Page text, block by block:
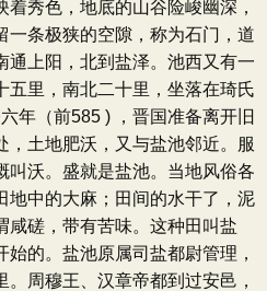
秀色，地底的山谷险峻幽深，
一条极狭的空隙，称为石门，道
通上阳，北到盐泽。池西又有一
五里，南北二十里，坐落在琦氏
年（前585 ) ，晋国准备离开旧
，土地肥沃，又与盐池邻近。服
叫沃。盛就是盐池。当地风俗各
地中的大麻；田间的水干了，泥
咸磋，带有苦味。这种田叫盐
的。盐池原属司盐都尉管理，
周穆王、汉章帝都到过安邑，